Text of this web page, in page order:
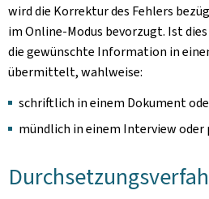
wird die Korrektur des Fehlers
im Online-Modus bevorzugt. Ist
die gewünschte Information in
übermittelt, wahlweise:
schriftlich in einem Dokument
mündlich in einem Interview oder